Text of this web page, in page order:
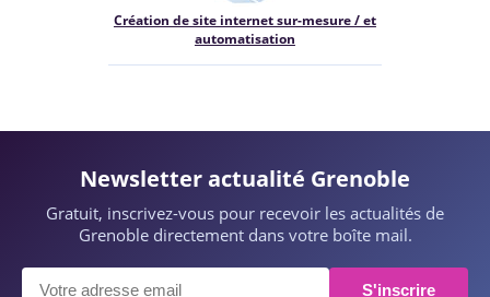
Création de site internet sur-mesure / et
automatisation
Newsletter actualité Grenoble
Gratuit, inscrivez-vous pour recevoir les actualités de
Grenoble directement dans votre boîte mail.
S'inscrire